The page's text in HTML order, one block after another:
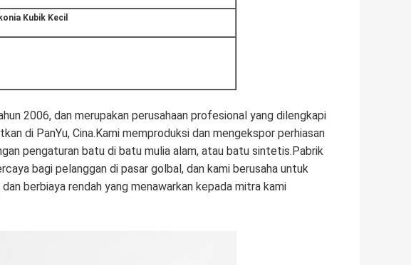
Kubik Kecil
2006, dan merupakan perusahaan profesional yang dilengkapi
di PanYu, Cina.Kami memproduksi dan mengekspor perhiasan
pengaturan batu di batu mulia alam, atau batu sintetis.Pabrik
bagi pelanggan di pasar golbal, dan kami berusaha untuk
berbiaya rendah yang menawarkan kepada mitra kami